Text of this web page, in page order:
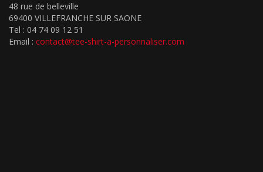
48 rue de belleville
69400 VILLEFRANCHE SUR SAONE
Tel : 04 74 09 12 51
Email : contact@tee-shirt-a-personnaliser.com